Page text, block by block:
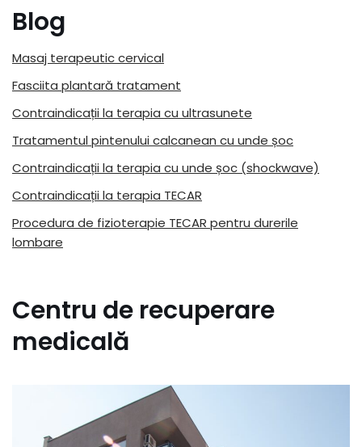
Blog
Masaj terapeutic cervical
Fasciita plantară tratament
Contraindicații la terapia cu ultrasunete
Tratamentul pintenului calcanean cu unde șoc
Contraindicații la terapia cu unde șoc (shockwave)
Contraindicații la terapia TECAR
Procedura de fizioterapie TECAR pentru durerile
lombare
Centru de recuperare
medicală